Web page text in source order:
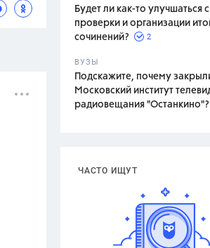
Будет ли как-то улучшаться
проверки и организации
сочинений?
2
ВУЗЫ
Подскажите, почему
Московский институт
радиовещания "Останкино"?
ЧАСТО ИЩУТ